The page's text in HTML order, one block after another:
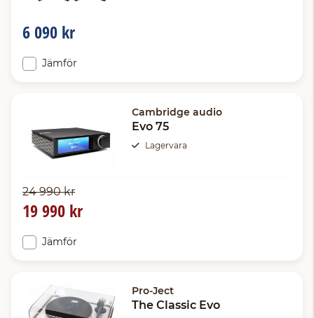
6 090 kr
Jämför
Cambridge audio
Evo 75
Lagervara
24 990 kr
19 990 kr
Jämför
Pro-Ject
The Classic Evo